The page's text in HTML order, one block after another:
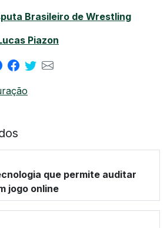
Brasileiro de Wrestling
Piazon
que permite auditar
jogo online